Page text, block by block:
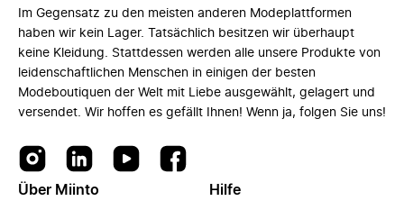
Im Gegensatz zu den meisten anderen Modeplattformen
haben wir kein Lager. Tatsächlich besitzen wir überhaupt
keine Kleidung. Stattdessen werden alle unsere Produkte von
leidenschaftlichen Menschen in einigen der besten
Modeboutiquen der Welt mit Liebe ausgewählt, gelagert und
versendet. Wir hoffen es gefällt Ihnen! Wenn ja, folgen Sie uns!
Über Miinto Hilfe